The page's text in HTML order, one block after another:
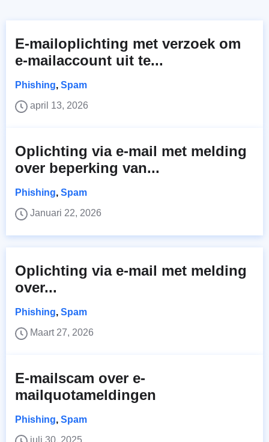
E-mailoplichting met verzoek om
e-mailaccount uit te...
Phishing, Spam
april 13, 2026
Oplichting via e-mail met melding
over beperking van...
Phishing, Spam
Januari 22, 2026
Oplichting via e-mail met melding
over...
Phishing, Spam
Maart 27, 2026
E-mailscam over e-
mailquotameldingen
Phishing, Spam
juli 30, 2025